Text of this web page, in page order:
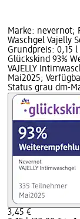
Marke: nevernot;
Waschgel Vajelly
Grundpreis: 0,15 l
Glückskind 93%
VAJELLY
Mai2025;
Status grau dm-
3,45 €